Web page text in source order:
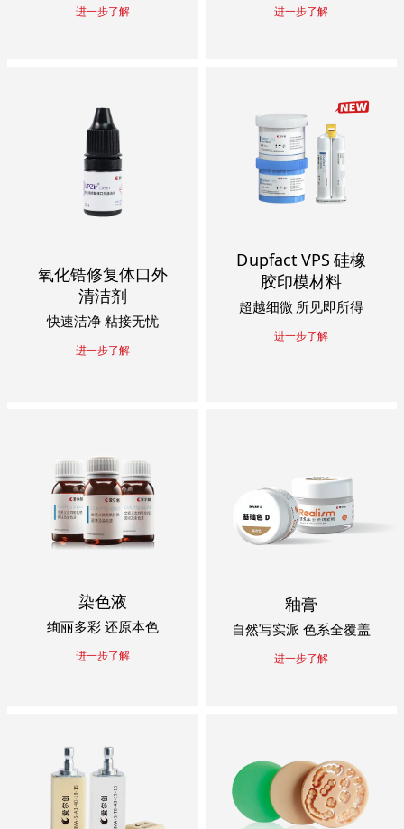
进一步了解 进一步了解
氧化锆修复体口外
清洁剂
快速洁净 粘接无忧
进一步了解
Dupfact VPS 硅橡
胶印模材料
超越细微 所见即所得
进一步了解
染色液
绚丽多彩 还原本色
进一步了解
釉膏
自然写实派 色系全覆盖
进一步了解